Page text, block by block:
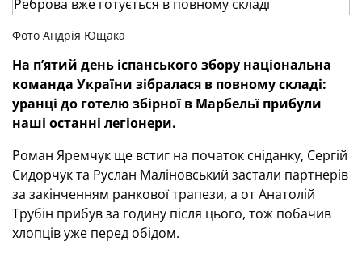
Фото Андрія Ющака
На п’ятий день іспанського збору національна
команда України зібралася в повному складі:
уранці до готелю збірної в Марбельї прибули
наші останні легіонери.
Роман Яремчук ще встиг на початок сніданку, Сергій
Сидорчук та Руслан Маліновський застали партнерів
за закінченням ранкової трапези, а от Анатолій
Трубін прибув за годину після цього, тож побачив
хлопців уже перед обідом.